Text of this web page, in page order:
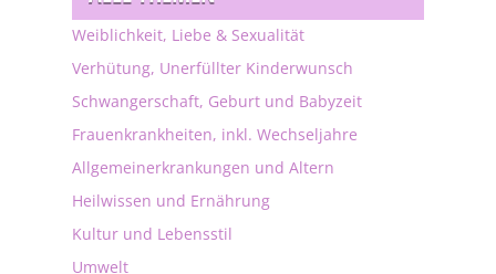
Weiblichkeit, Liebe & Sexualität
Verhütung, Unerfüllter Kinderwunsch
Schwangerschaft, Geburt und Babyzeit
Frauenkrankheiten, inkl. Wechseljahre
Allgemeinerkrankungen und Altern
Heilwissen und Ernährung
Kultur und Lebensstil
Umwelt